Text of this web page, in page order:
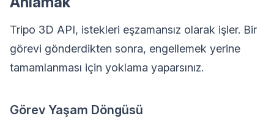
Tripo 3D API, istekleri eşzamansız olarak işler. Bir
görevi gönderdikten sonra, engellemek yerine
tamamlanması için yoklama yaparsınız.
Görev Yaşam Döngüsü